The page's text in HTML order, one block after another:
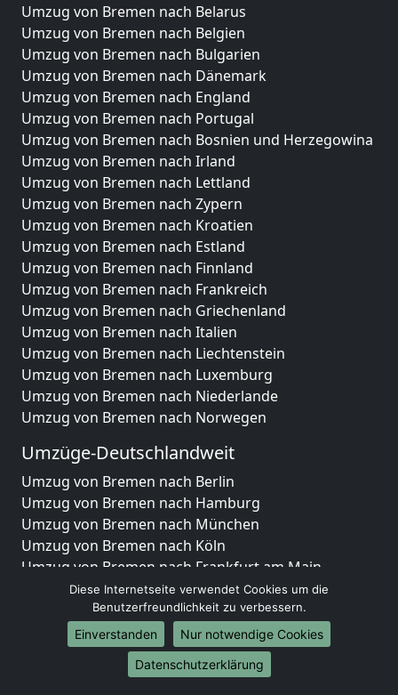
Umzug von Bremen nach Belarus
Umzug von Bremen nach Belgien
Umzug von Bremen nach Bulgarien
Umzug von Bremen nach Dänemark
Umzug von Bremen nach England
Umzug von Bremen nach Portugal
Umzug von Bremen nach Bosnien und Herzegowina
Umzug von Bremen nach Irland
Umzug von Bremen nach Lettland
Umzug von Bremen nach Zypern
Umzug von Bremen nach Kroatien
Umzug von Bremen nach Estland
Umzug von Bremen nach Finnland
Umzug von Bremen nach Frankreich
Umzug von Bremen nach Griechenland
Umzug von Bremen nach Italien
Umzug von Bremen nach Liechtenstein
Umzug von Bremen nach Luxemburg
Umzug von Bremen nach Niederlande
Umzug von Bremen nach Norwegen
Umzüge-Deutschlandweit
Umzug von Bremen nach Berlin
Umzug von Bremen nach Hamburg
Umzug von Bremen nach München
Umzug von Bremen nach Köln
Umzug von Bremen nach Frankfurt am Main
Umzug von Bremen nach Stuttgart
Umzug von Bremen nach Düsseldorf
Umzug von Bremen nach Leipzig
Umzug von Bremen nach Dortmund
Umzug von Bremen nach Essen
Diese Internetseite verwendet Cookies um die
Benutzerfreundlichkeit zu verbessern.
Einverstanden
Nur notwendige Cookies
Datenschutzerklärung